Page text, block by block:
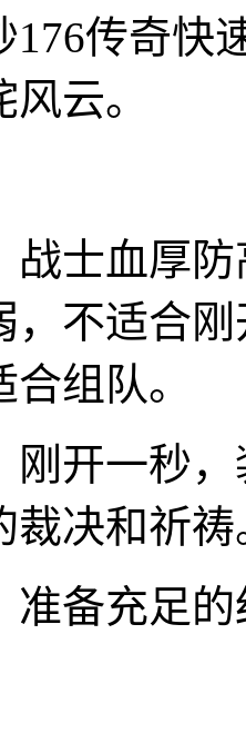
176传奇快
云。
战士血厚
，不适合
组队。
刚开一秒
裁决和祈祷
准备充足